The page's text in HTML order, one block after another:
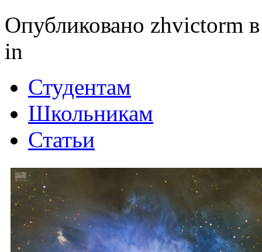
Опубликовано zhvictorm
in
Студентам
Школьникам
Статьи